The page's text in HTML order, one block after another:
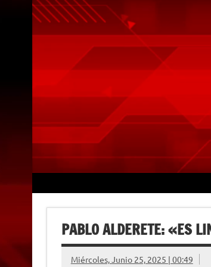
PABLO ALDERETE: «ES
Miércoles, Junio 25, 2025 | 00:49